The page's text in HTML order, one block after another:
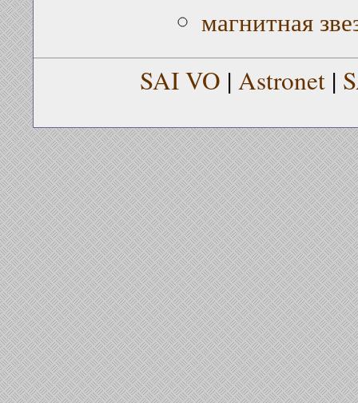
магнитная
SAI VO | Astronet |